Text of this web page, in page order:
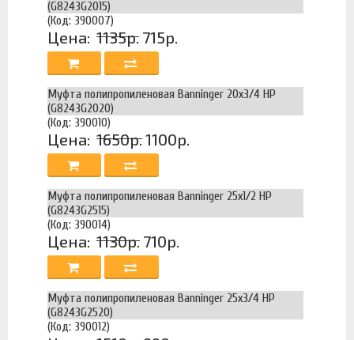
(G8243G2015)
(Код: 390007)
Цена: 1135р. 715р.
Муфта полипропиленовая Banninger 20х3/4 НР
(G8243G2020)
(Код: 390010)
Цена: 1650р.1100р.
Муфта полипропиленовая Banninger 25х1/2 НР
(G8243G2515)
(Код: 390014)
Цена: 1130р. 710р.
Муфта полипропиленовая Banninger 25х3/4 НР
(G8243G2520)
(Код: 390012)